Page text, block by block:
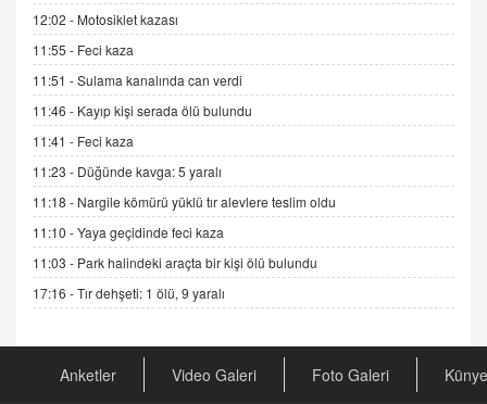
DR. EKREM ASLAN
Gerçek Ne, Algı Ne? "Beraber Yürüyoruz"
Cümlesinin Peşinden
19.07.2025 12:45
GÖNÜL MENEKŞE
Şifacının Yolu
04.11.2025 12:56
AV. RÜMEYSA ÖZKALE
Kira Uyuşmazlıklarında Dava Açmadan Önce
Arabulucuya Başvuru Şartı
CAN UĞURATEŞ
Değişen yapısıyla Suriye
12:02 - Motosiklet kazası
11:55 - Feci kaza
11:51 -Sulama kanalında can verdi
11:46 - Kayıp kişi serada ölü bulundu
11:41 - Feci kaza
11:23 - Düğünde kavga: 5 yaralı
11:18 - Nargile kömürü yüklü tır alevlere teslim oldu
11:10 -Yaya geçidinde feci kaza
11:03 - Park halindeki araçta bir kişi ölü bulundu
17:16 -Tır dehşeti: 1 ölü, 9 yaralı
Anketler Video Galeri Foto Galeri Künye